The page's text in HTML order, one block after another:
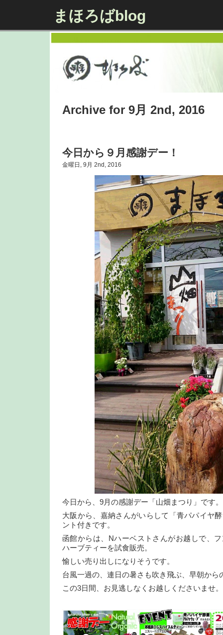
まほろばblog
Archive for 9月 2nd, 2016
今日から９月感謝デー！
金曜日, 9月 2nd, 2016
今日から、9月の感謝デー「山畑まつり」です。
大阪から、嘉納さんがいらして「青パパイヤ
ント付きです。
函館からは、Nハーベストさんがお越しで、
ハーブティーを試食販売。
愉しい売り出しになりそうです。
台風一過の、連日の暑さも吹き飛ぶ、早朝から
この3日間、お見逃しなくお越しくださいませ。